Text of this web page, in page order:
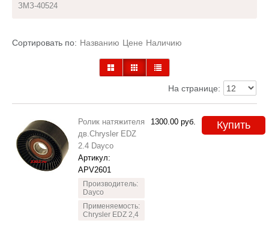
ЗМЗ-40524
Сортировать по: Названию Цене Наличию
На странице:
Ролик натяжителя
дв.Chrysler EDZ
2.4 Dayco
Артикул:
APV2601
Производитель:
Dayco
Применяемость:
Chrysler EDZ 2,4
1300.00 руб. Купить